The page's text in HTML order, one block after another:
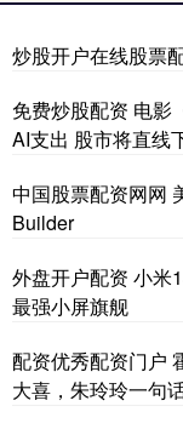
炒股开户在线股票
免费炒股配资 电影
AI支出 股市将直线
中国股票配资网网
Builder
外盘开户配资 小米
最强小屏旗舰
配资优秀配资门户
大喜，朱玲玲一句